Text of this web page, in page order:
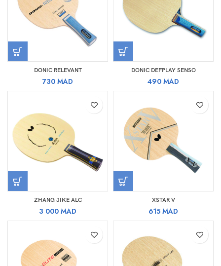
DONIC RELEVANT
730 MAD
DONIC DEFPLAY SENSO
490 MAD
ZHANG JIKE ALC
3 000 MAD
XSTAR V
615 MAD